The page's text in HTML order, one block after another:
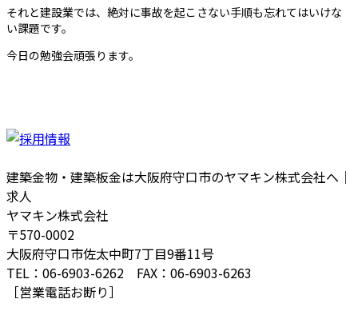
それと建設業では、絶対に事故を起こさない手順も忘れてはいけな
い課題です。
今日の勉強会頑張ります。
建築金物・建築板金は大阪府守口市のヤマキン株式会社へ｜
求人
ヤマキン株式会社
〒570-0002
大阪府守口市佐太中町7丁目9番11号
TEL：06-6903-6262 FAX：06-6903-6263
［営業電話お断り］